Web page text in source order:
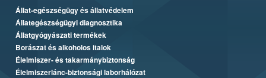
Állat-egészségügy és állatvédelem
Állategészségügyi diagnosztika
Állatgyógyászati termékek
Borászat és alkoholos italok
Élelmiszer- és takarmánybiztonság
Élelmiszerlánc-biztonsági laborhálózat